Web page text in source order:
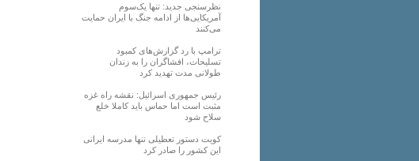
نظرسنجی جدید: تنها یک‌سوم
آمریکایی‌ها از ادامه جنگ با ایران حمایت
می‌کنند
ترامپ با رد گزارش‌های کمبود
تسلیحات، افشاگران را به زندان
طولانی مدت تهدید کرد
رئیس‌ جمهوری اسرائیل: نقشه راه غزه
مثبت است اما حماس باید کاملا خلع
سلاح شود
کویت دستور تعطیلی تنها مدرسه ایرانی
این کشور را صادر کرد